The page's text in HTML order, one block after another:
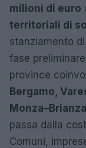
milioni di euro
territoriali di
stanziamento di
fase
province
Bergamo,
Monza–Brianza
passa dalla
Comuni,